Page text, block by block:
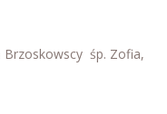
Brzoskowscy śp. Zofia,